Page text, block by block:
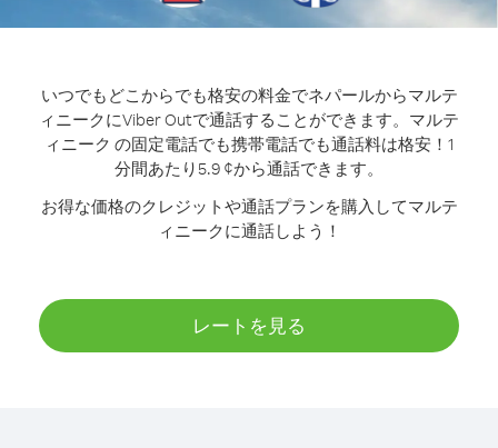
いつでもどこからでも格安の料金でネパールからマルテ
ィニークにViber Outで通話することができます。 マルテ
ィニーク の固定電話でも携帯電話でも通話料は格安！1
分間あたり5.9 ¢から通話できます。
お得な価格のクレジットや通話プランを購入してマルテ
ィニークに通話しよう！
レートを見る